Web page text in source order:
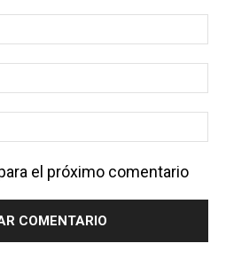
el próximo comentario